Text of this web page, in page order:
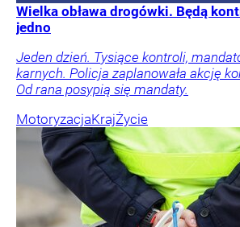
Wielka obława drogówki. Będą
jedno
Jeden dzień. Tysiące kontroli,
karnych. Policja zaplanowała akcję
Od rana posypią się mandaty.
MotoryzacjaKrajŻycie